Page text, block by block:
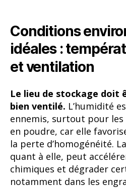
Conditions
idéales :
et ventilation
Le lieu de stockage doit
bien ventilé. L’humidité
ennemis, surtout pour les
en poudre, car elle
la perte d’homogénéité.
quant à elle, peut
chimiques et dégrader
notamment dans les